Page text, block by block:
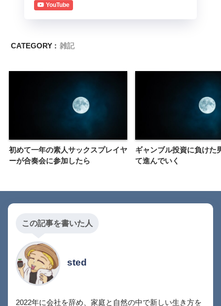
YouTube
CATEGORY : 雑記
初めて一年の素人サックスプレイヤ
ーが合奏会に参加したら
ギャンブル投資に負けた
て進んでいく
この記事を書いた人
sted
2022年に会社を辞め、家庭と自然の中で新しい生き方を